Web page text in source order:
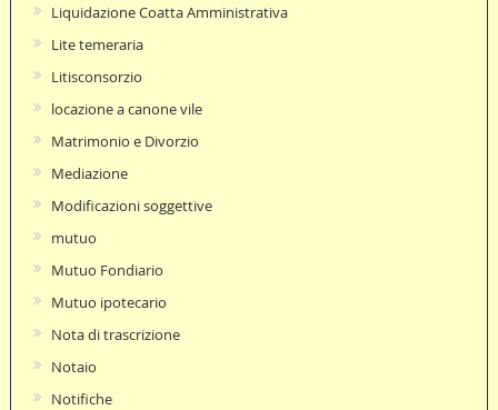
Liquidazione Coatta Amministrativa
Lite temeraria
Litisconsorzio
locazione a canone vile
Matrimonio e Divorzio
Mediazione
Modificazioni soggettive
mutuo
Mutuo Fondiario
Mutuo ipotecario
Nota di trascrizione
Notaio
Notifiche